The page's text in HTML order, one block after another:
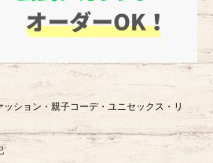
ッション・親子コーデ・ユニセックス・リ